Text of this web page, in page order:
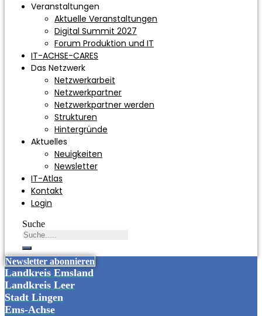
Veranstaltungen
Aktuelle Veranstaltungen
Digital Summit 2027
Forum Produktion und IT
IT-ACHSE-CARES
Das Netzwerk
Netzwerkarbeit
Netzwerkpartner
Netzwerkpartner werden
Strukturen
Hintergründe
Aktuelles
Neuigkeiten
Newsletter
IT-Atlas
Kontakt
Login
Suche
Newsletter abonnieren
Landkreis Emsland
Landkreis Leer
Stadt Lingen
Ems-Achse